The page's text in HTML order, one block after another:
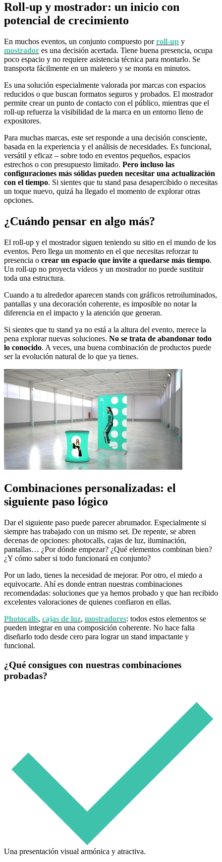
Roll-up y mostrador: un inicio con
potencial de crecimiento
En muchos eventos, un conjunto compuesto porroll-up y
mostrador es una decisión acertada. Tiene buena presencia, ocupa
poco espacio y no requiere asistencia técnica para montarlo. Se
transporta fácilmente en un maletero y se monta en minutos.
Es una solución especialmente valorada por marcas con espacios
reducidos o que buscan formatos seguros y probados. El mostrador
permite crear un punto de contacto con el público, mientras que el
roll-up refuerza la visibilidad de la marca en un entorno lleno de
expositores.
Para muchas marcas, este set responde a una decisión consciente,
basada en la experiencia y el análisis de necesidades. Es funcional,
versátil y eficaz – sobre todo en eventos pequeños, espacios
estrechos o con presupuesto limitado. Pero incluso las
configuraciones más sólidas pueden necesitar una actualización
con el tiempo. Si sientes que tu stand pasa desapercibido o necesitas
un toque nuevo, quizá ha llegado el momento de explorar otras
opciones.
¿Cuándo pensar en algo más?
El roll-up y el mostrador siguen teniendo su sitio en el mundo de los
eventos. Pero llega un momento en el que necesitas reforzar tu
presencia o crear un espacio que invite a quedarse más tiempo.
Un roll-up no proyecta vídeos y un mostrador no puede sustituir
toda una estructura.
Cuando a tu alrededor aparecen stands con gráficos retroiluminados,
pantallas y una decoración coherente, es imposible no notar la
diferencia en el impacto y la atención que generan.
Si sientes que tu stand ya no está a la altura del evento, merece la
pena explorar nuevas soluciones. No se trata de abandonar todo
lo conocido. A veces, una buena combinación de productos puede
ser la evolución natural de lo que ya tienes.
Combinaciones personalizadas: el
siguiente paso lógico
Dar el siguiente paso puede parecer abrumador. Especialmente si
siempre has trabajado con un mismo set. De repente, se abren
decenas de opciones: photocalls, cajas de luz, iluminación,
pantallas… ¿Por dónde empezar? ¿Qué elementos combinan bien?
¿Y cómo saber si todo funcionará en conjunto?
Por un lado, tienes la necesidad de mejorar. Por otro, el miedo a
equivocarte. Ahí es donde entran nuestras combinaciones
recomendadas: soluciones que ya hemos probado y que han recibido
excelentes valoraciones de quienes confiaron en ellas.
Photocalls, cajas de luz, mostradores: todos estos elementos se
pueden integrar en una composición coherente. No hace falta
diseñarlo todo desde cero para lograr un stand impactante y
funcional.
¿Qué consigues con nuestras combinaciones
probadas?
Una presentación visual armónica y atractiva.